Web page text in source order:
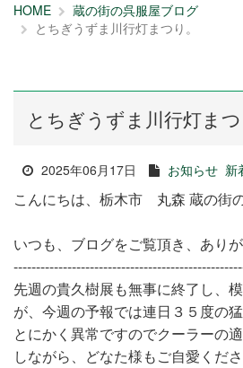
HOME
蔵の街の呉服屋ブログ
とちぎうずま川行灯まつり。
とちぎうずま川行灯まつ
2025年06月17日 お知らせ 新
こんにちは、栃木市 丸森 蔵の街
いつも、ブログをご覧頂き、あり
先週の貴久樹展も無事に終了し、
が、今週の予報では連日３５度の
とにかく異常ですのでクーラーの
しながら、どなた様もご自愛くださ